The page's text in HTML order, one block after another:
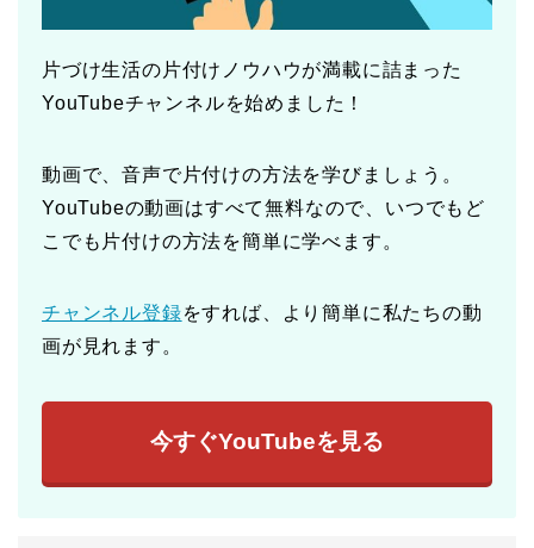
片づけ生活の片付けノウハウが満載に詰まった
YouTubeチャンネルを始めました！
動画で、音声で片付けの方法を学びましょう。
YouTubeの動画はすべて無料なので、いつでもど
こでも片付けの方法を簡単に学べます。
チャンネル登録をすれば、より簡単に私たちの動
画が見れます。
今すぐYouTubeを見る